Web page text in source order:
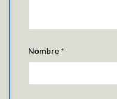
Nombre*